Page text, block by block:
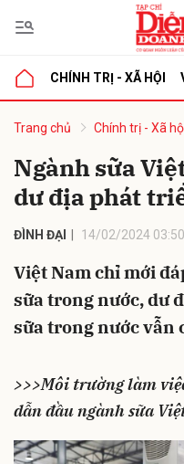
CHÍNH TRỊ - XÃ HỘI
Trang chủ Chính trị - Xã
Ngành sữa
dư địa phát
ĐÌNH ĐẠI 14/02/2024 03:50
Việt Nam chỉ mới
sữa trong nước, dư
sữa trong nước vẫn
>>>Môi trường làm
dẫn đầu ngành sữa
luận